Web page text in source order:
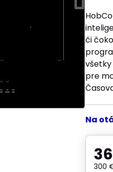
či
všetky
pre
Na
300